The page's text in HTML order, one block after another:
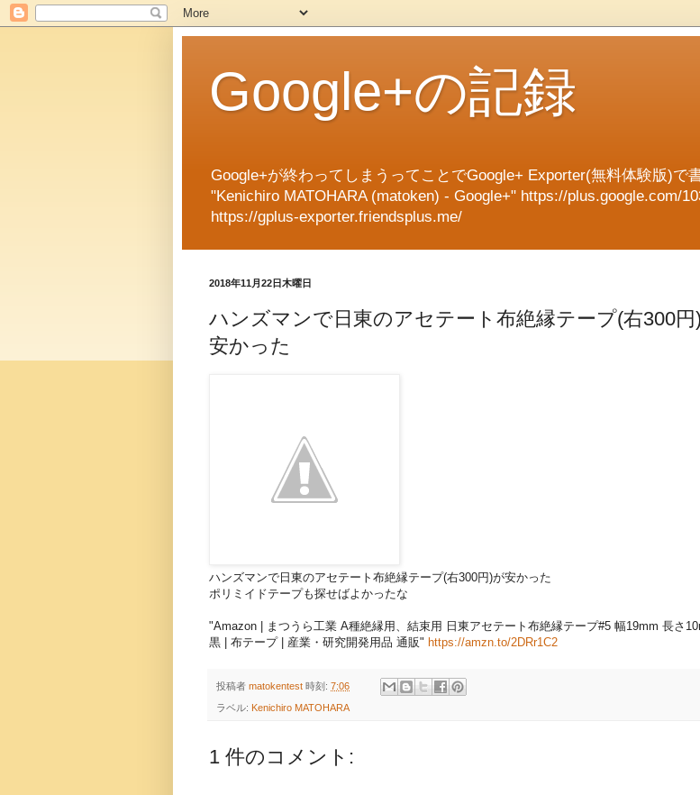
Google+の記録
Google+が終わってしまうってことでGoogle+ Exporter(無料体験版)で
"Kenichiro MATOHARA (matoken) - Google+" https://plus.google.com/
https://gplus-exporter.friendsplus.me/
2018年11月22日木曜日
ハンズマンで日東のアセテート布絶縁テープ(右300円
安かった
ハンズマンで日東のアセテート布絶縁テープ(右300円)が安かった
ポリミイドテープも探せばよかったな
"Amazon | まつうら工業 A種絶縁用、結束用 日東アセテート布絶縁テープ#5 幅19mm 長さ
黒 | 布テープ | 産業・研究開発用品 通販" https://amzn.to/2DRr1C2
投稿者 matokentest 時刻: 7:06
ラベル: Kenichiro MATOHARA
1 件のコメント: